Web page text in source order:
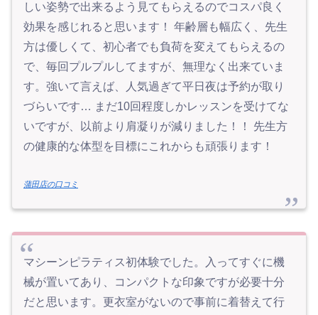
しい姿勢で出来るよう見てもらえるのでコスパ良く
効果を感じれると思います！ 年齢層も幅広く、先生
方は優しくて、初心者でも負荷を変えてもらえるの
で、毎回プルプルしてますが、無理なく出来ていま
す。強いて言えば、人気過ぎて平日夜は予約が取り
づらいです… まだ10回程度しかレッスンを受けてな
いですが、以前より肩凝りが減りました！！ 先生方
の健康的な体型を目標にこれからも頑張ります！
蒲田店の口コミ
マシーンピラティス初体験でした。入ってすぐに機
械が置いてあり、コンパクトな印象ですが必要十分
だと思います。更衣室がないので事前に着替えて行